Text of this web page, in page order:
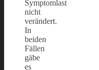
Symptomlast
nicht
verändert.
In
beiden
Fällen
gäbe
es